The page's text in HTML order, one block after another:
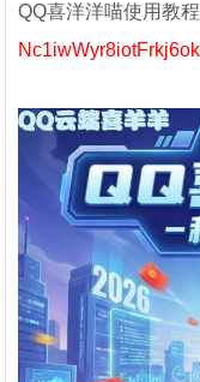
QQ喜洋洋喵使用教程